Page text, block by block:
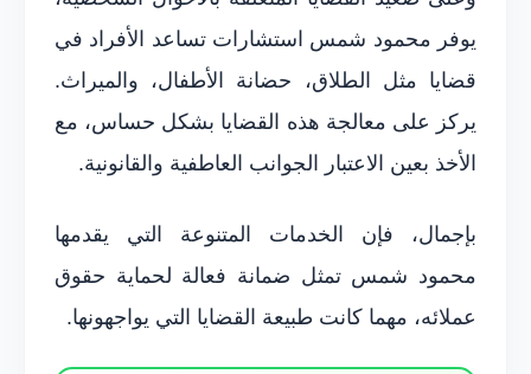
يوفر محمود شمس استشارات تساعد الأفراد في
قضايا مثل الطلاق، حضانة الأطفال، والميراث.
يركز على معالجة هذه القضايا بشكل حساس، مع
الأخذ بعين الاعتبار الجوانب العاطفية والقانونية.
بإجمال، فإن الخدمات المتنوعة التي يقدمها
محمود شمس تمثل ضمانة فعالة لحماية حقوق
عملائه، مهما كانت طبيعة القضايا التي يواجهونها.